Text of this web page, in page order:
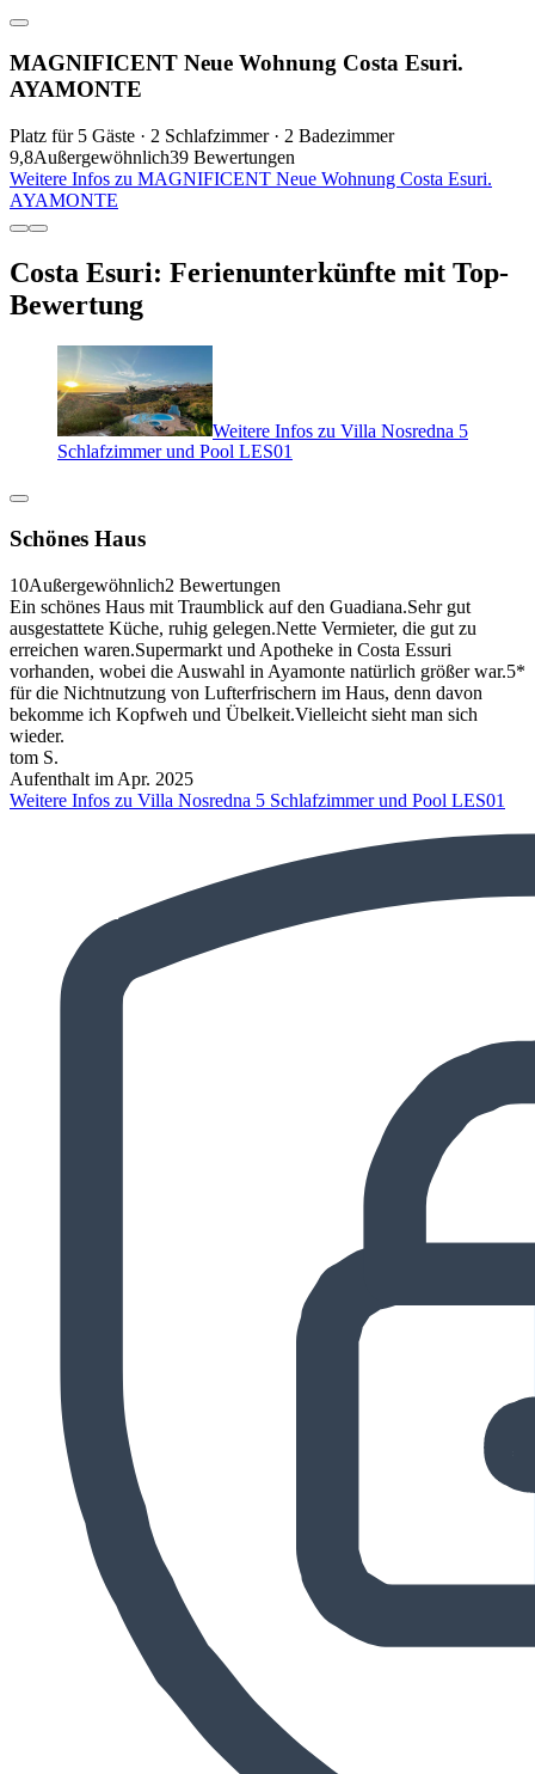
MAGNIFICENT Neue Wohnung Costa Esuri.
AYAMONTE
Platz für 5 Gäste · 2 Schlafzimmer · 2 Badezimmer
9,8Außergewöhnlich39 Bewertungen
Weitere Infos zu MAGNIFICENT Neue Wohnung Costa Esuri.
AYAMONTE
Costa Esuri: Ferienunterkünfte mit Top-
Bewertung
Weitere Infos zu Villa Nosredna 5
Schlafzimmer und Pool LES01
Schönes Haus
10Außergewöhnlich2 Bewertungen
Ein schönes Haus mit Traumblick auf den Guadiana.Sehr gut
ausgestattete Küche, ruhig gelegen.Nette Vermieter, die gut zu
erreichen waren.Supermarkt und Apotheke in Costa Essuri
vorhanden, wobei die Auswahl in Ayamonte natürlich größer war.5*
für die Nichtnutzung von Lufterfrischern im Haus, denn davon
bekomme ich Kopfweh und Übelkeit.Vielleicht sieht man sich
wieder.
tom S.
Aufenthalt im Apr. 2025
Weitere Infos zu Villa Nosredna 5 Schlafzimmer und Pool LES01